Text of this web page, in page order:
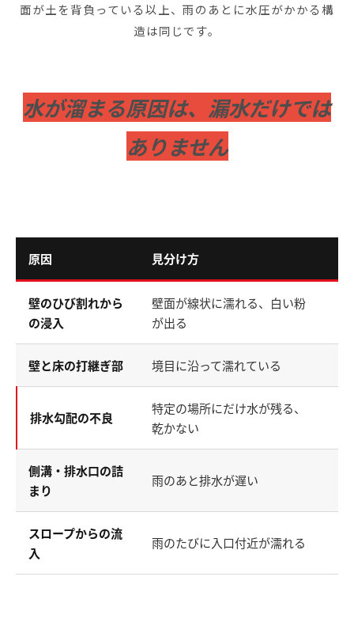
面が土を背負っている以上、雨のあとに水圧がかかる構
造は同じです。
水が溜まる原因は、漏水だけでは
ありません
原因 見分け方
壁のひび割れから
の浸入
壁面が線状に濡れる、白い粉
が出る
壁と床の打継ぎ部 境目に沿って濡れている
排水勾配の不良
特定の場所にだけ水が残る、
乾かない
側溝・排水口の詰
まり
雨のあと排水が遅い
スロープからの流
入
雨のたびに入口付近が濡れる